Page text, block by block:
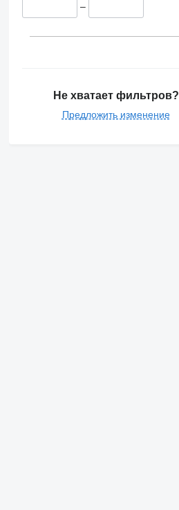
–
Не хватает фильтров?
Предложить изменение